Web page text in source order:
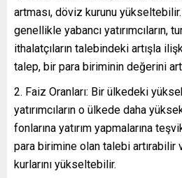
artması, döviz kurunu yükseltebilir.
genellikle yabancı yatırımcıların,
ithalatçıların talebindeki artışla
talep, bir para biriminin değerini
Faiz Oranları: Bir ülkedeki
yatırımcıların o ülkede daha
fonlarına yatırım yapmalarına
para birimine olan talebi artırabilir
kurlarını yükseltebilir.